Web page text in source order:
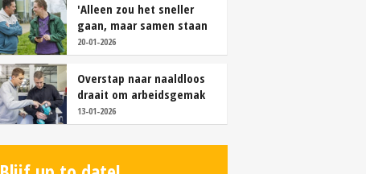
'Alleen zou het sneller
gaan, maar samen staan
we stukken sterker'
20-01-2026
Overstap naar naaldloos
draait om arbeidsgemak
en diervriendelijkheid
13-01-2026